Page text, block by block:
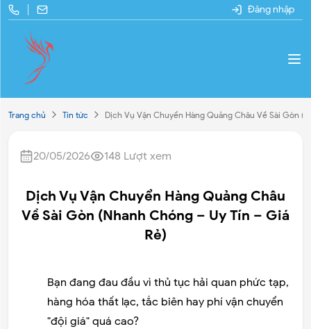
Đăng nhập
Trang chủ Tin tức Dịch Vụ Vận Chuyển Hàng Quảng Châu Về Sài Gòn
20/05/2026 148 Lượt xem
Dịch Vụ Vận Chuyển Hàng Quảng Châu
Về Sài Gòn (Nhanh Chóng – Uy Tín – Giá
Rẻ)
Bạn đang đau đầu vì thủ tục hải quan phức tạp,
hàng hóa thất lạc, tắc biên hay phí vận chuyển
"đội giá" quá cao?